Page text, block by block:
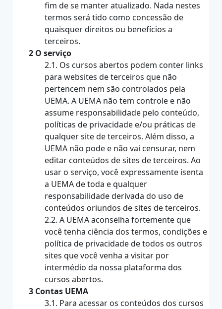
fim de se manter atualizado. Nada nestes
termos será tido como concessão de
quaisquer direitos ou benefícios a
terceiros.
2 O serviço
2.1. Os cursos abertos podem conter links
para websites de terceiros que não
pertencem nem são controlados pela
UEMA. A UEMA não tem controle e não
assume responsabilidade pelo conteúdo,
políticas de privacidade e/ou práticas de
qualquer site de terceiros. Além disso, a
UEMA não pode e não vai censurar, nem
editar conteúdos de sites de terceiros. Ao
usar o serviço, você expressamente isenta
a UEMA de toda e qualquer
responsabilidade derivada do uso de
conteúdos oriundos de sites de terceiros.
2.2. A UEMA aconselha fortemente que
você tenha ciência dos termos, condições e
política de privacidade de todos os outros
sites que você venha a visitar por
intermédio da nossa plataforma dos
cursos abertos.
3 Contas UEMA
3.1. Para acessar os conteúdos dos cursos